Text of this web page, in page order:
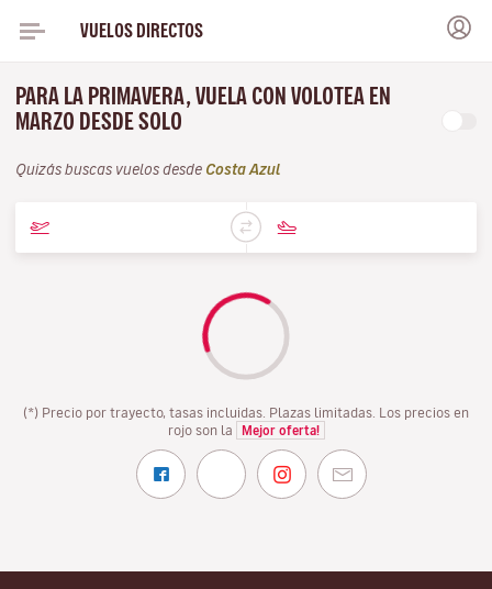
VUELOS DIRECTOS
PARA LA PRIMAVERA, VUELA CON VOLOTEA EN
MARZO DESDE SOLO
Quizás buscas vuelos desde Costa Azul
(*) Precio por trayecto, tasas incluidas. Plazas limitadas. Los precios en
rojo son la
Mejor oferta!